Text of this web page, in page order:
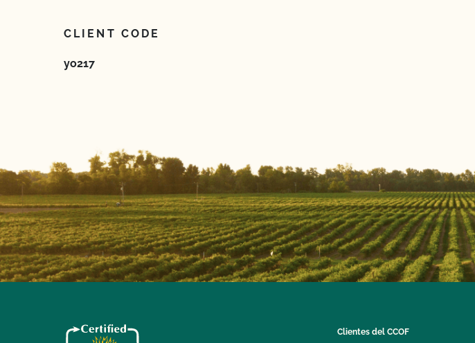
CLIENT CODE
yo217
Clientes del CCOF